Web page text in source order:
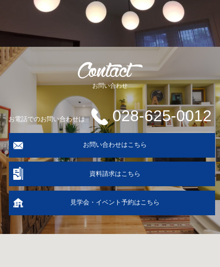
お問い合わせ
お電話でのお問い合わせは 028-625-0012
お問い合わせはこちら
資料請求はこちら
見学会・イベント予約はこちら